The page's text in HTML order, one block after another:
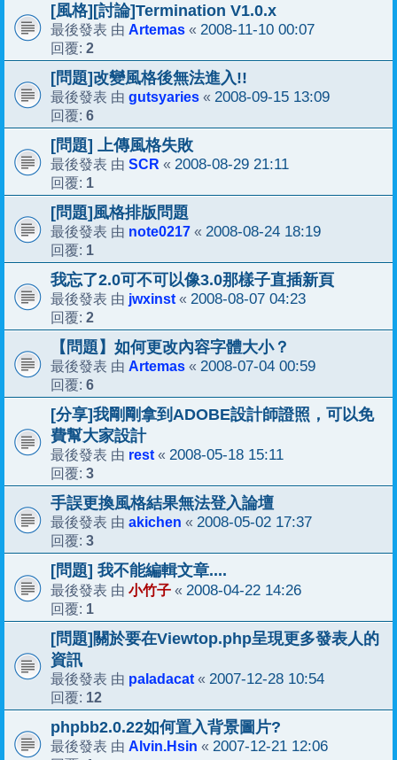
[風格][討論]Termination V1.0.x
最後發表 由 Artemas « 2008-11-10 00:07
回覆: 2
[問題]改變風格後無法進入!!
最後發表 由 gutsyaries « 2008-09-15 13:09
回覆: 6
[問題] 上傳風格失敗
最後發表 由 SCR « 2008-08-29 21:11
回覆: 1
[問題]風格排版問題
最後發表 由 note0217 « 2008-08-24 18:19
回覆: 1
我忘了2.0可不可以像3.0那樣子直插新頁
最後發表 由 jwxinst « 2008-08-07 04:23
回覆: 2
【問題】如何更改內容字體大小？
最後發表 由 Artemas « 2008-07-04 00:59
回覆: 6
[分享]我剛剛拿到ADOBE設計師證照，可以免
費幫大家設計
最後發表 由 rest « 2008-05-18 15:11
回覆: 3
手誤更換風格結果無法登入論壇
最後發表 由 akichen « 2008-05-02 17:37
回覆: 3
[問題] 我不能編輯文章....
最後發表 由 小竹子 « 2008-04-22 14:26
回覆: 1
[問題]關於要在Viewtop.php呈現更多發表人的
資訊
最後發表 由 paladacat « 2007-12-28 10:54
回覆: 12
phpbb2.0.22如何置入背景圖片?
最後發表 由 Alvin.Hsin « 2007-12-21 12:06